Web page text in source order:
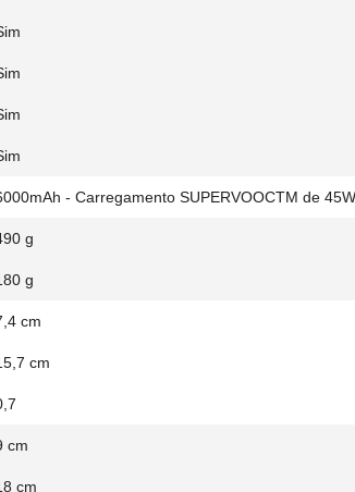
- Carregamento SUPERVOOCTM de 45W
g
g
cm
cm
cm
cm